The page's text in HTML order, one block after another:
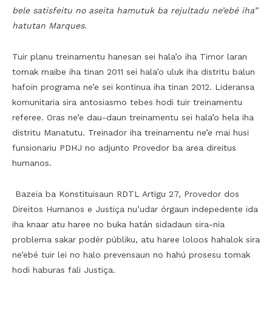
bele satisfeitu no aseita hamutuk ba rejultadu ne’ebé iha”
hatutan Marques.
Tuir planu treinamentu hanesan sei hala’o iha Timor laran
tomak maibe iha tinan 2011 sei hala’o uluk iha distritu balun
hafoin programa ne’e sei kontinua iha tinan 2012. Lideransa
komunitaria sira antosiasmo tebes hodi tuir treinamentu
referee. Oras ne’e dau-daun treinamentu sei hala’o hela iha
distritu Manatutu. Treinador iha treinamentu ne’e mai husi
funsionariu PDHJ no adjunto Provedor ba area direitus
humanos.
Bazeia ba Konstituisaun RDTL Artigu 27, Provedor dos
Direitos Humanos e Justiça nu’udar órgaun indepedente ida
iha knaar atu haree no buka hatán sidadaun sira-nia
problema sakar podér públiku, atu haree loloos hahalok sira
ne’ebé tuir lei no halo prevensaun no hahú prosesu tomak
hodi haburas fali Justiça.